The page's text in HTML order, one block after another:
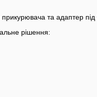
та адаптер під
рішення: